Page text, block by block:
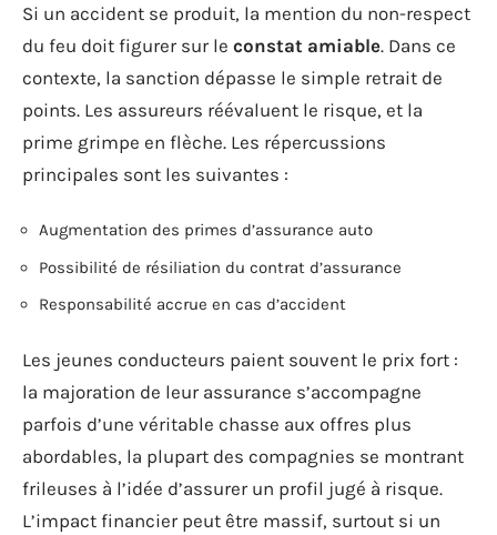
Si un accident se produit, la mention du non-respect
du feu doit figurer sur le constat amiable. Dans ce
contexte, la sanction dépasse le simple retrait de
points. Les assureurs réévaluent le risque, et la
prime grimpe en flèche. Les répercussions
principales sont les suivantes :
Augmentation des primes d’assurance auto
Possibilité de résiliation du contrat d’assurance
Responsabilité accrue en cas d’accident
Les jeunes conducteurs paient souvent le prix fort :
la majoration de leur assurance s’accompagne
parfois d’une véritable chasse aux offres plus
abordables, la plupart des compagnies se montrant
frileuses à l’idée d’assurer un profil jugé à risque.
L’impact financier peut être massif, surtout si un